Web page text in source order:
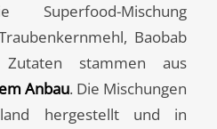
Mischung
Baobab
stammen aus
Anbau. Die Mischungen
hergestellt und in